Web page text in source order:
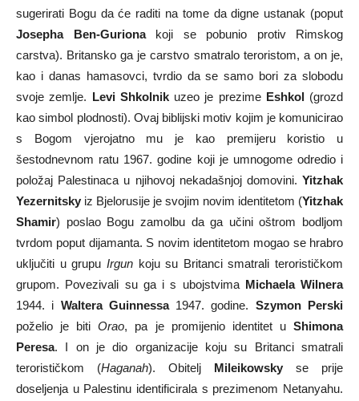
sugerirati Bogu da će raditi na tome da digne ustanak (poput
Josepha Ben-Gurionakoji se pobunio protiv Rimskog
carstva). Britansko ga je carstvo smatralo teroristom, a on je,
kao i danas hamasovci, tvrdio da se samo bori za slobodu
svoje zemlje. Levi Shkolnikuzeo je prezime Eshkol(grozd
kao simbol plodnosti). Ovaj biblijski motiv kojim je komunicirao
s Bogom vjerojatno mu je kao premijeru koristio u
šestodnevnom ratu 1967. godine koji je umnogome odredio i
položaj Palestinaca u njihovoj nekadašnjoj domovini. Yitzhak
Yezernitsky iz Bjelorusije je svojim novim identitetom (Yitzhak
Shamir) poslao Bogu zamolbu da ga učini oštrom bodljom
tvrdom poput dijamanta. S novim identitetom mogao se hrabro
uključiti u grupu Irgunkoju su Britanci smatrali terorističkom
grupom. Povezivali su ga i s ubojstvima Michaela Wilnera
1944. i Waltera Guinnessa1947. godine. Szymon Perski
poželio je bitiOrao, pa je promijenio identitet uShimona
Peresa. I on je dio organizacije koju su Britanci smatrali
terorističkom (Haganah). Obitelj Mileikowsky se prije
doseljenja u Palestinu identificirala s prezimenom Netanyahu.